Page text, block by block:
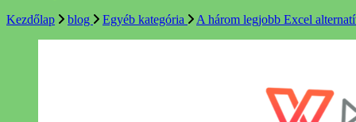
Kezdőlap
blog Egyéb kategória A három legjobb Excel